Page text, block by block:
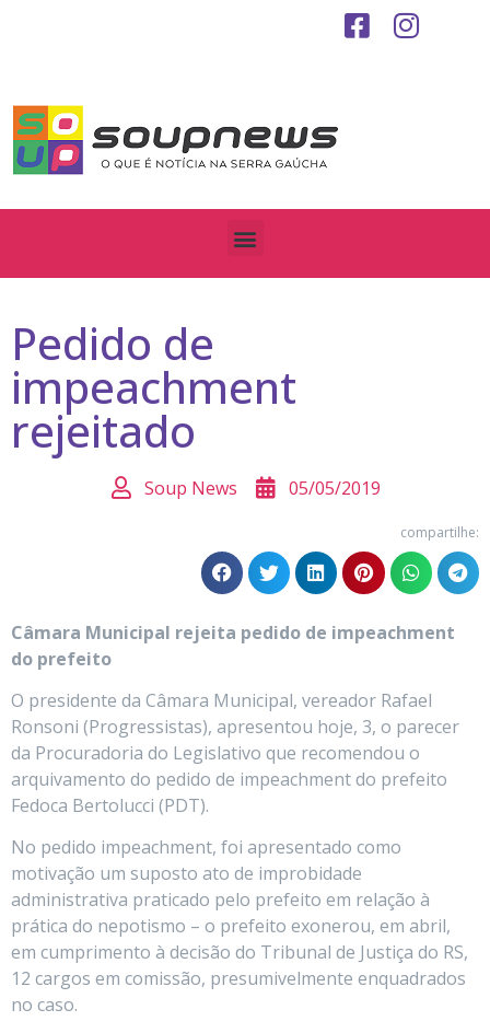
Pedido de
impeachment
rejeitado
Soup News 05/05/2019
compartilhe:
Câmara Municipal rejeita pedido de impeachment
do prefeito
O presidente da Câmara Municipal, vereador Rafael
Ronsoni (Progressistas), apresentou hoje, 3, o parecer
da Procuradoria do Legislativo que recomendou o
arquivamento do pedido de impeachment do prefeito
Fedoca Bertolucci (PDT).
No pedido impeachment, foi apresentado como
motivação um suposto ato de improbidade
administrativa praticado pelo prefeito em relação à
prática do nepotismo – o prefeito exonerou, em abril,
em cumprimento à decisão do Tribunal de Justiça do RS,
12 cargos em comissão, presumivelmente enquadrados
no caso.